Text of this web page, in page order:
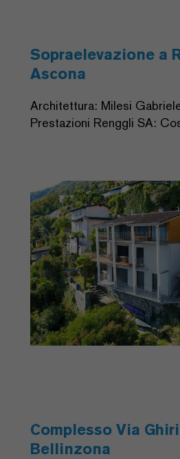
Sopraelevazione a
Ascona
Architettura: Milesi
Prestazioni Renggli SA:
Complesso Via
Bellinzona